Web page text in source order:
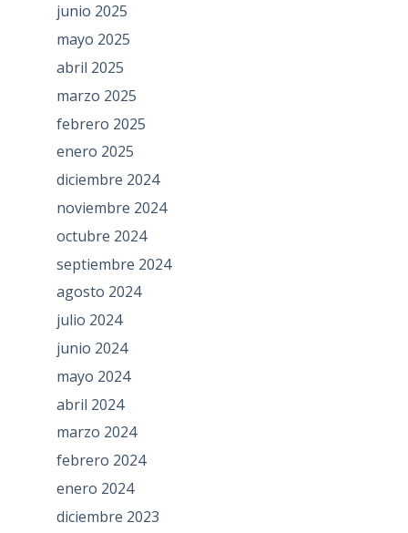
junio 2025
mayo 2025
abril 2025
marzo 2025
febrero 2025
enero 2025
diciembre 2024
noviembre 2024
octubre 2024
septiembre 2024
agosto 2024
julio 2024
junio 2024
mayo 2024
abril 2024
marzo 2024
febrero 2024
enero 2024
diciembre 2023